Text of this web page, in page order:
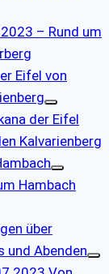
– Rund um
Eifel von
der Eifel
Kalvarienberg
Hambach
über
und Abenden